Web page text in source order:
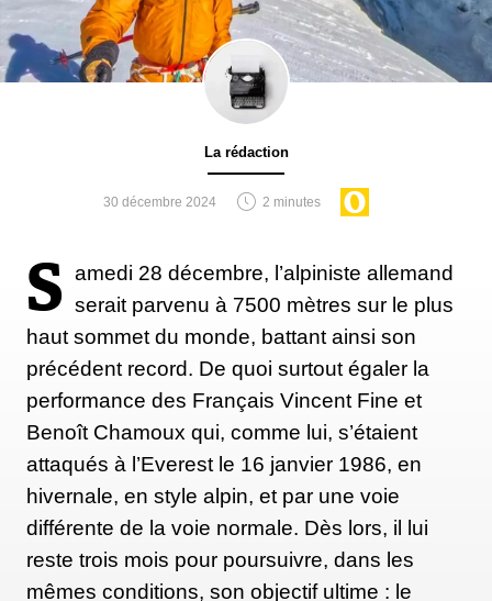
La rédaction
30 décembre 2024 2 minutes
S amedi 28 décembre, l’alpiniste allemand
serait parvenu à 7500 mètres sur le plus
haut sommet du monde, battant ainsi son
précédent record. De quoi surtout égaler la
performance des Français Vincent Fine et
Benoît Chamoux qui, comme lui, s’étaient
attaqués à l’Everest le 16 janvier 1986, en
hivernale, en style alpin, et par une voie
différente de la voie normale. Dès lors, il lui
reste trois mois pour poursuivre, dans les
mêmes conditions, son objectif ultime : le